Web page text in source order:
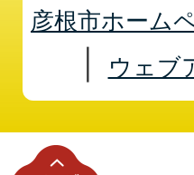
彦根市ホーム
ウェブ